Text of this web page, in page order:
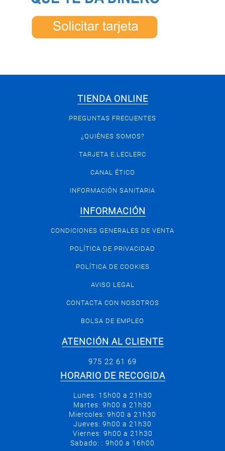
TIENDA ONLINE
PREGUNTAS FRECUENTES
¿QUIÉNES SOMOS?
TARJETA E.LECLERC
CANAL ÉTICO
INFORMACIÓN SANITARIA
INFORMACIÓN
CONDICIONES GENERALES DE VENTA
POLÍTICA DE PRIVACIDAD
POLÍTICA DE COOKIES
AVISO LEGAL
CONTACTA CON NOSOTROS
BOLSA DE EMPLEO
ATENCIÓN AL CLIENTE
975 22 61 69
HORARIO DE RECOGIDA
Lunes: 15h00 a 21h30
Martes: 9h00 a 21h30
Miercoles: 9h00 a 21h30
Jueves: 9h00 a 21h30
Viernes: 9h00 a 21h30
Sabado: : 9h00 a 16h00